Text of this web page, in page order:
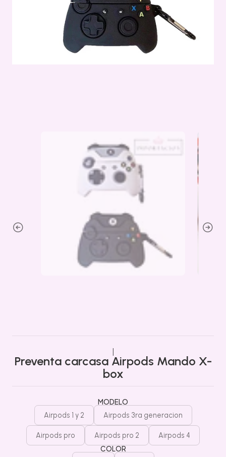
Preventa carcasa Airpods Mando X-
box
MODELO
Airpods 1 y 2 Airpods 3ra generacion
Airpods pro Airpods pro 2 Airpods 4
COLOR